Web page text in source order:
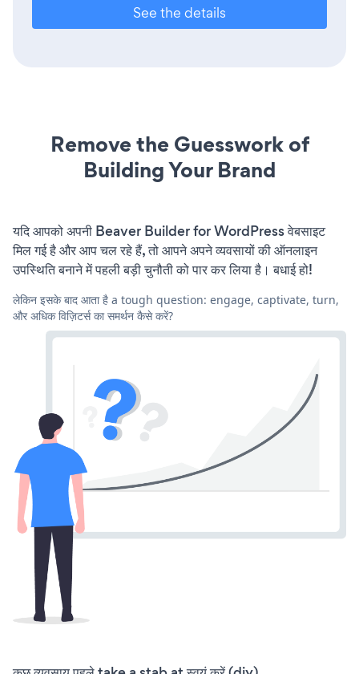
See the details
Remove the Guesswork of
Building Your Brand
यदि आपको अपनी Beaver Builder for WordPress वेबसाइट
मिल गई है और आप चल रहे हैं, तो आपने अपने व्यवसायों की ऑनलाइन
उपस्थिति बनाने में पहली बड़ी चुनौती को पार कर लिया है। बधाई हो!
लेकिन इसके बाद आता है a tough question: engage, captivate, turn,
और अधिक विज़िटर्स का समर्थन कैसे करें?